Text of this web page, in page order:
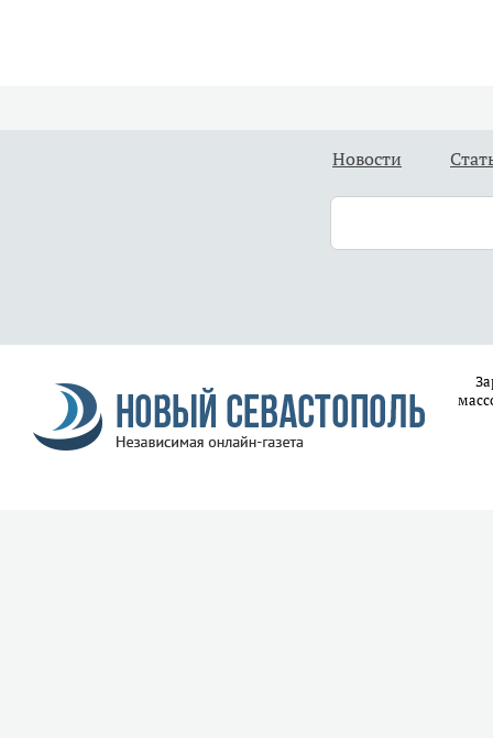
Новости